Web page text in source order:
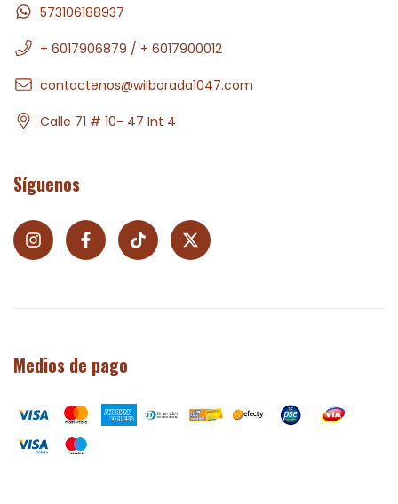
573106188937
+ 6017906879 / + 6017900012
contactenos@wilborada1047.com
Calle 71 # 10- 47 Int 4
Síguenos
Medios de pago